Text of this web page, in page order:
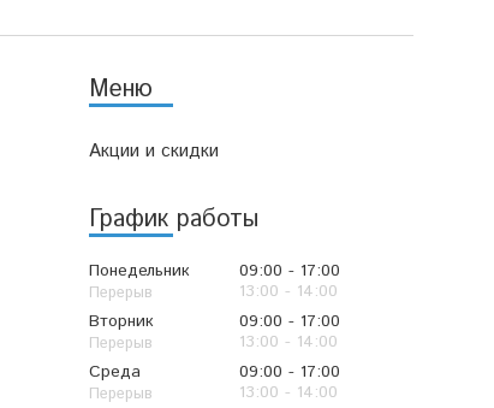
Акции и скидки
График работы
Понедельник 09:00
17:00
13:00
14:00
Вторник
09:00
17:00
13:00
14:00
Среда
09:00
17:00
13:00
14:00